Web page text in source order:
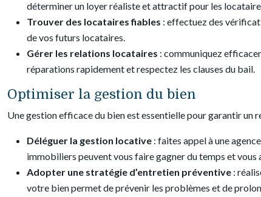
déterminer un loyer réaliste et attractif pour les
Trouver des locataires fiables : effectuez des
de vos futurs locataires.
Gérer les relations locataires : communiquez
réparations rapidement et respectez les clauses du bail.
Optimiser la gestion du bien
Une gestion efficace du bien est essentielle pour garantir un
Déléguer la gestion locative : faites appel à une
immobiliers peuvent vous faire gagner du temps et vous
Adopter une stratégie d’entretien préventive :
votre bien permet de prévenir les problèmes et de